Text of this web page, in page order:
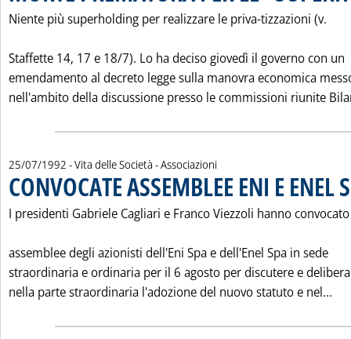
Niente più superholding per realizzare le priva-tizzazioni (v.
Staffette 14, 17 e 18/7). Lo ha deciso giovedì il governo con un
emendamento al decreto legge sulla manovra economica
nell'ambito della discussione presso le commissioni riunite
25/07/1992 - Vita delle Società - Associazioni
CONVOCATE ASSEMBLEE ENI E ENEL
I presidenti Gabriele Cagliari e Franco Viezzoli hanno
assemblee degli azionisti dell'Eni Spa e dell'Enel Spa in sede
straordinaria e ordinaria per il 6 agosto per discutere e
nella parte straordinaria l'adozione del nuovo statuto e nel...